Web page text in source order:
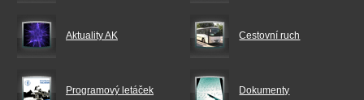
Aktuality AK Cestovní ruch
Programový letáček Dokumenty